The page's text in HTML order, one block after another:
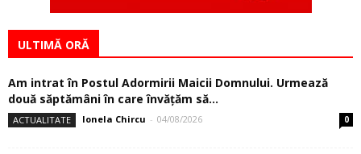
ULTIMĂ ORĂ
Am intrat în Postul Adormirii Maicii Domnului. Urmează
două săptămâni în care învăţăm să...
ACTUALITATE Ionela Chircu - 04/08/2026 0